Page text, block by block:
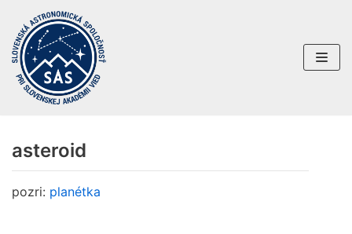
Preskočiť
na
obsah
asteroid
pozri: planétka